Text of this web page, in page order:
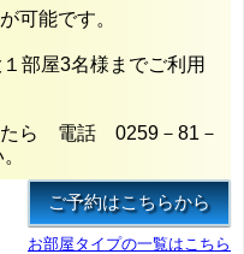
可能です。
部屋3名様までご利用
たら 電話 0259－81－
お部屋タイプの一覧はこちら